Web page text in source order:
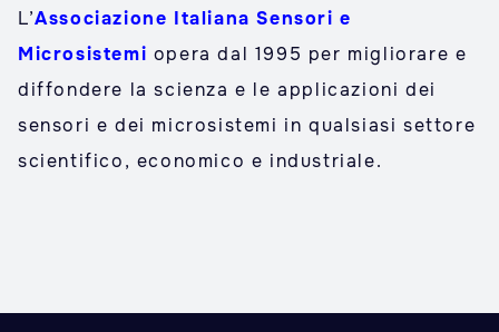
L’Associazione Italiana Sensori e
Microsistemi opera dal 1995 per migliorare e
diffondere la scienza e le applicazioni dei
sensori e dei microsistemi in qualsiasi settore
scientifico, economico e industriale.